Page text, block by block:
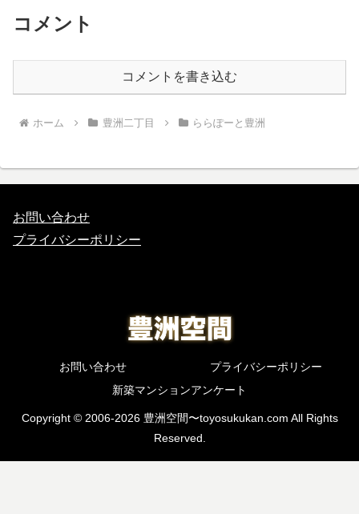
コメント
コメントを書き込む
ホーム 豊洲二丁目 ららぽーと豊洲
お問い合わせ
プライバシーポリシー
お問い合わせ
プライバシーポリシー
新築マンションアンケート
Copyright © 2006-2026 豊洲空間〜toyosukukan.com All Rights
Reserved.